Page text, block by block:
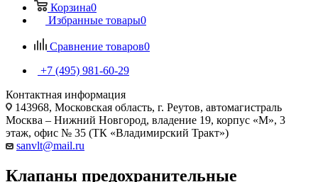
Корзина0
Избранные товары0
Сравнение товаров0
+7 (495) 981-60-29
Контактная информация
143968, Московская область, г. Реутов, автомагистраль
Москва – Нижний Новгород, владение 19, корпус «М», 3
этаж, офис № 35 (ТК «Владимирский Тракт»)
sanvlt@mail.ru
Клапаны предохранительные